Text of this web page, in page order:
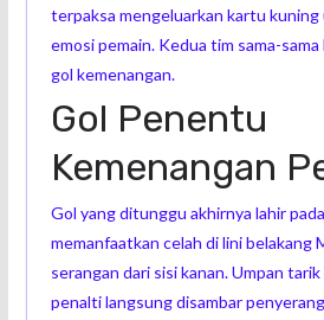
terpaksa mengeluarkan kartu kuning
emosi pemain. Kedua tim sama-
gol kemenangan.
Gol Penentu
Kemenangan
Gol yang ditunggu akhirnya lahir
memanfaatkan celah di lini belakang
serangan dari sisi kanan. Umpan
penalti langsung disambar